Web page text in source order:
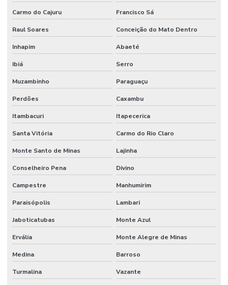
Carmo do Cajuru Francisco Sá
Raul Soares Conceição do Mato Dentro
Inhapim Abaeté
Ibiá Serro
Muzambinho Paraguaçu
Perdões Caxambu
Itambacuri Itapecerica
Santa Vitória Carmo do Rio Claro
Monte Santo de Minas Lajinha
Conselheiro Pena Divino
Campestre Manhumirim
Paraisópolis Lambari
Jaboticatubas Monte Azul
Ervália Monte Alegre de Minas
Medina Barroso
Turmalina Vazante